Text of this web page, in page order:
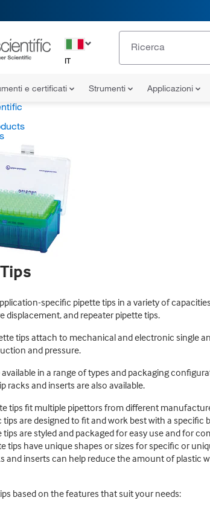
IT
e certificati Strumenti Applicazioni
specific pipette tips in a variety of
displacement, and repeater pipette tips.
tips attach to mechanical and electronic single
and pressure.
available in a range of types and packaging
racks and inserts are also available.
tips fit multiple pipettors from different
tips are designed to fit and work best with a specific
tips are styled and packaged for easy use and for
tips have unique shapes or sizes for specific or
and inserts can help reduce the amount of plastic
based on the features that suit your needs: